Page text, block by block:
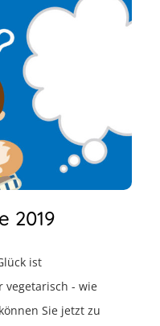
2019
ist
vegetarisch - wie
Sie jetzt zu